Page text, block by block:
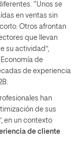
“Unos se
en ventas sin
Otros afrontan
que llevan
su actividad”,
de
de experiencia
han
de sus
en un contexto
de cliente